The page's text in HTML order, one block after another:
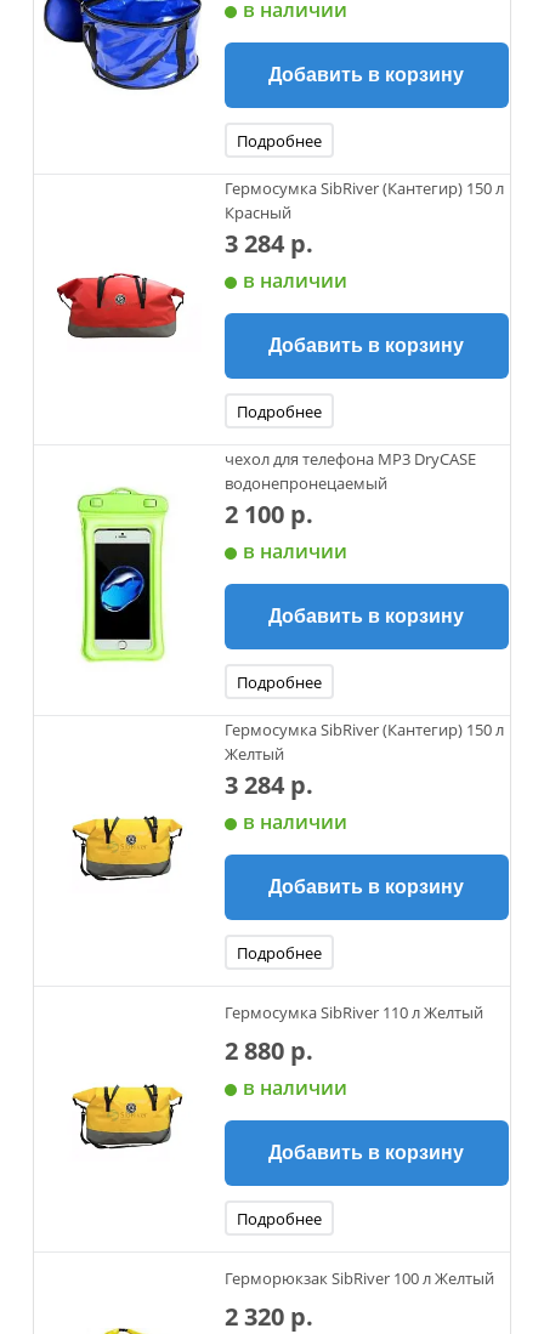
в наличии
Добавить в корзину
Подробнее
Гермосумка SibRiver (Кантегир) 150 л
Красный
3 284 р.
в наличии
Добавить в корзину
Подробнее
чехол для телефона МР3 DryCASE
водонепронецаемый
2 100 р.
в наличии
Добавить в корзину
Подробнее
Гермосумка SibRiver (Кантегир) 150 л
Желтый
3 284 р.
в наличии
Добавить в корзину
Подробнее
Гермосумка SibRiver 110 л Желтый
2 880 р.
в наличии
Добавить в корзину
Подробнее
Герморюкзак SibRiver 100 л Желтый
2 320 р.